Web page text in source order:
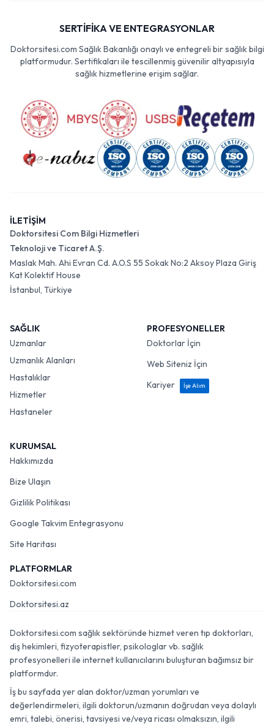
SERTİFİKA VE ENTEGRASYONLAR
Doktorsitesi.com Sağlık Bakanlığı onaylı ve entegreli bir sağlık bilgi
platformudur. Sertifikaları ile tescillenmiş güvenilir altyapısıyla
sağlık hizmetlerine erişim sağlar.
İLETİŞİM
Doktorsitesi Com Bilgi Hizmetleri
Teknoloji ve Ticaret A.Ş.
Maslak Mah. Ahi Evran Cd. A.O.S 55 Sokak No:2 Aksoy Plaza Giriş
Kat Kolektif House
İstanbul, Türkiye
SAĞLIK
Uzmanlar
Uzmanlık Alanları
Hastalıklar
Hizmetler
Hastaneler
PROFESYONELLER
Doktorlar İçin
Web Siteniz İçin
Kariyer
İşe Alım
KURUMSAL
Hakkımızda
Bize Ulaşın
Gizlilik Politikası
Google Takvim Entegrasyonu
Site Haritası
PLATFORMLAR
Doktorsitesi.com
Doktorsitesi.az
Doktorsitesi.com sağlık sektöründe hizmet veren tıp doktorları,
diş hekimleri, fizyoterapistler, psikologlar vb. sağlık
profesyonelleri ile internet kullanıcılarını buluşturan bağımsız bir
platformdur.
İş bu sayfada yer alan doktor/uzman yorumları ve
değerlendirmeleri, ilgili doktorun/uzmanın doğrudan veya dolaylı
emri, talebi, önerisi, tavsiyesi ve/veya ricası olmaksızın, ilgili